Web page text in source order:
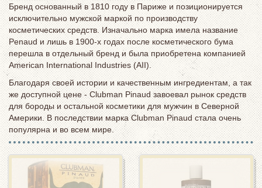
Бренд основанный в 1810 году в Париже и позиционируется
исключительно мужской маркой по производству
косметических средств. Изначально марка имела название
Penaud и лишь в 1900-х годах после косметического бума
перешла в отдельный бренд и была приобретена компанией
American International Industries (AII).
Благодаря своей истории и качественным ингредиентам, а так
же доступной цене - Clubman Pinaud завоевал рынок средств
для бороды и остальной косметики для мужчин в Северной
Америки. В последствии марка Clubman Pinaud стала очень
популярна и во всем мире.